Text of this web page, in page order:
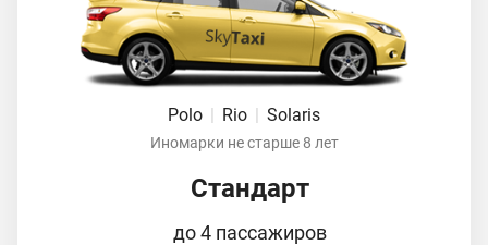
Polo | Rio | Solaris
Иномарки не старше 8 лет
Стандарт
до 4 пассажиров